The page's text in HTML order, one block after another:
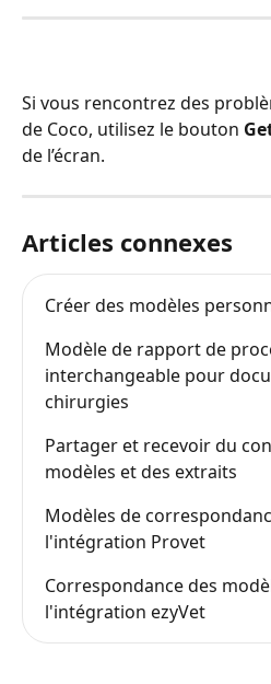
Si vous rencontrez des
de Coco, utilisez le bouton
de l’écran.
Articles connexes
Créer des modèles
Modèle de rapport de
interchangeable pour
chirurgies
Partager et recevoir du
modèles et des extraits
Modèles de
l'intégration Provet
Correspondance des
l'intégration ezyVet